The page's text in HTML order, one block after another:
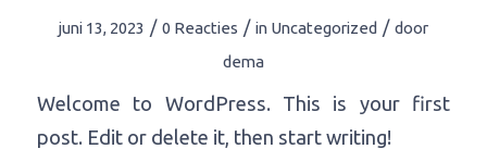
juni 13, 2023 / 0 Reacties / in Uncategorized / door
dema
Welcome to WordPress. This is your first
post. Edit or delete it, then start writing!